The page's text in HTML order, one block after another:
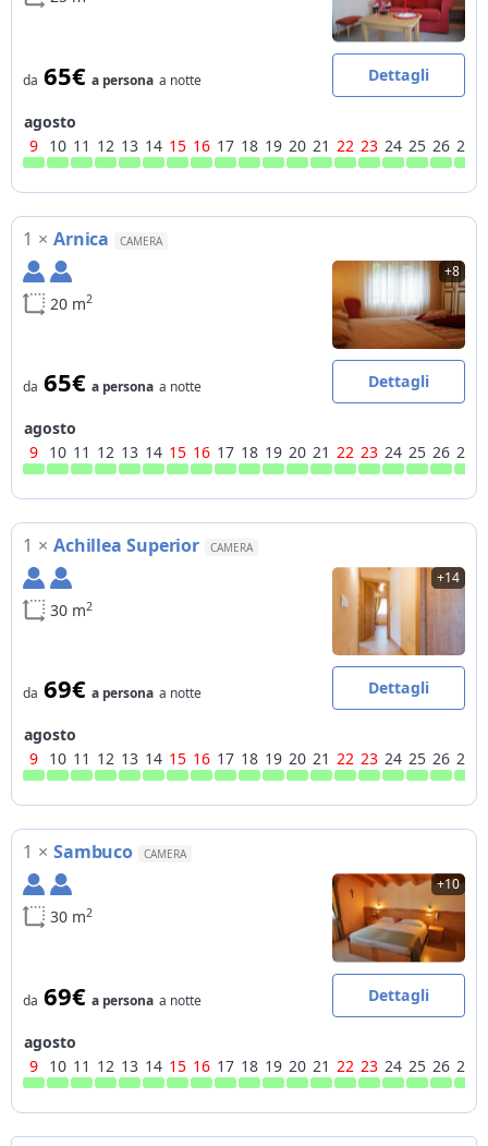
servizio pane e latte = recapito al mattino di prodotti per la
da 65€ a persona a notte Dettagli
agosto
9 10 11 12 13 14 15 16 17 18 19 20 21 22 23 24 25 26 27
1 × Arnica CAMERA
20 m2
+8
da 65€ a persona a notte Dettagli
agosto
9 10 11 12 13 14 15 16 17 18 19 20 21 22 23 24 25 26 27
1 × Achillea Superior CAMERA
30 m2
+14
da 69€ a persona a notte Dettagli
agosto
9 10 11 12 13 14 15 16 17 18 19 20 21 22 23 24 25 26 27
1 × Sambuco CAMERA
30 m2
+10
da 69€ a persona a notte Dettagli
agosto
9 10 11 12 13 14 15 16 17 18 19 20 21 22 23 24 25 26 27